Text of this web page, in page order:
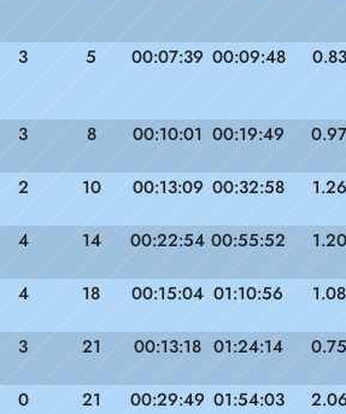
3 5 00:07:39 00:09:48 0.83
3 8 00:10:01 00:19:49 0.97
2 10 00:13:09 00:32:58 1.26
4 14 00:22:54 00:55:52 1.20
4 18 00:15:04 01:10:56 1.08
3 21 00:13:18 01:24:14 0.75
0 21 00:29:49 01:54:03